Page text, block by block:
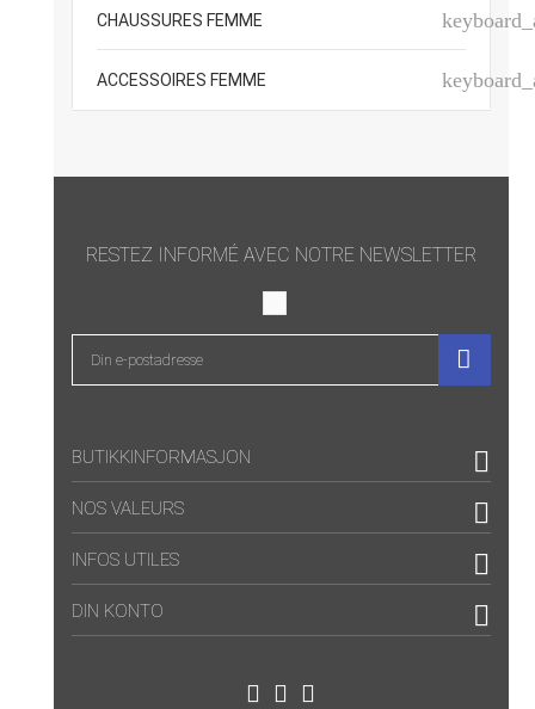
CHAUSSURES FEMME
ACCESSOIRES FEMME
RESTEZ INFORMÉ AVEC NOTRE NEWSLETTER
BUTIKKINFORMASJON 
NOS VALEURS 
INFOS UTILES 
DIN KONTO 